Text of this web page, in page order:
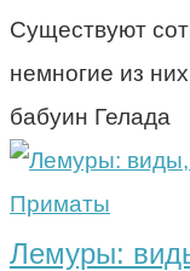
Существуют
немногие из
бабуин Гелада
Приматы
Лемуры: